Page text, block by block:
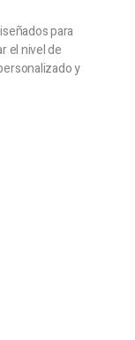
para
el nivel de
y